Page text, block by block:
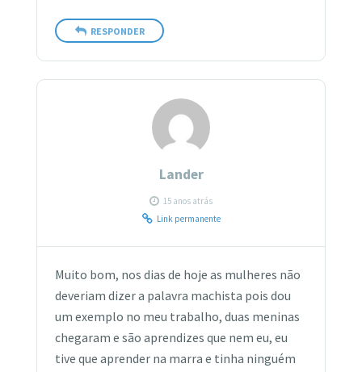
RESPONDER
Lander
15 anos atrás
Link permanente
Muito bom, nos dias de hoje as mulheres não
deveriam dizer a palavra machista pois dou
um exemplo no meu trabalho, duas meninas
chegaram e são aprendizes que nem eu, eu
tive que aprender na marra e tinha ninguém